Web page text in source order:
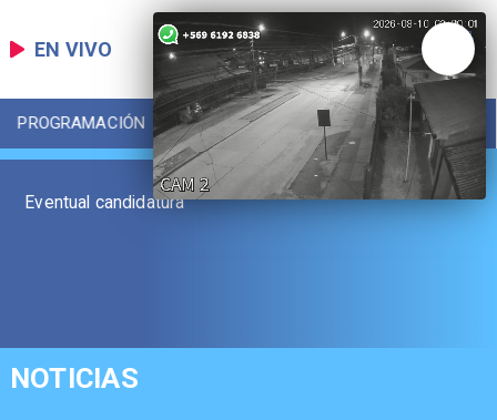
EN VIVO
PROGRAMACIÓN LOCAL DEPORTES
Eventual candidatura
NOTICIAS